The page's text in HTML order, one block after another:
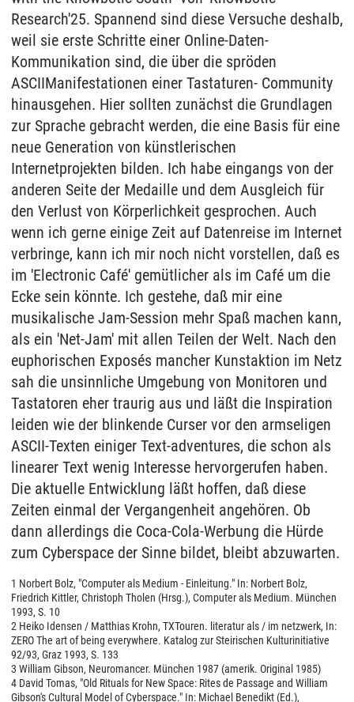
1 Norbert Bolz, "Computer als Medium - Einleitung." In: Norbert Bolz,
Friedrich Kittler, Christoph Tholen (Hrsg.), Computer als Medium. München
1993, S. 10
2 Heiko Idensen / Matthias Krohn, TXTouren. literatur als / im netzwerk, In:
ZERO The art of being everywhere. Katalog zur Steirischen Kulturinitiative
92/93, Graz 1993, S. 133
3 William Gibson, Neuromancer. München 1987 (amerik. Original 1985)
4 David Tomas, "Old Rituals for New Space: Rites de Passage and William
Gibson's Cultural Model of Cyberspace." In: Michael Benedikt (Ed.),